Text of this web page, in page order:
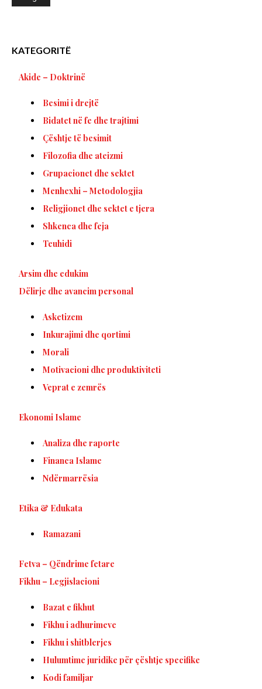
KATEGORITË
Akide – Doktrinë
Besimi i drejtë
Bidatet në fe dhe trajtimi
Çështje të besimit
Filozofia dhe ateizmi
Grupacionet dhe sektet
Menhexhi – Metodologjia
Religjionet dhe sektet e tjera
Shkenca dhe feja
Teuhidi
Arsim dhe edukim
Dëlirje dhe avancim personal
Asketizem
Inkurajimi dhe qortimi
Morali
Motivacioni dhe produktiviteti
Veprat e zemrës
Ekonomi Islame
Analiza dhe raporte
Financa Islame
Ndërmarrësia
Etika & Edukata
Ramazani
Fetva – Qëndrime fetare
Fikhu – Legjislacioni
Bazat e fikhut
Fikhu i adhurimeve
Fikhu i shitblerjes
Hulumtime juridike për çështje specifike
Kodi familjar